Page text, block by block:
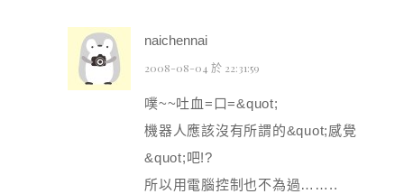
naichennai
2008-08-04 於 22:31:59
噗~~吐血=口=&quot;
機器人應該沒有所謂的&quot;感覺
&quot;吧!?
所以用電腦控制也不為過……..